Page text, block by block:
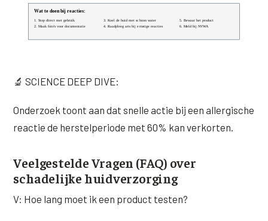
🔬 SCIENCE DEEP DIVE:
Onderzoek toont aan dat snelle actie bij een allergische
reactie de herstelperiode met 60% kan verkorten.
Veelgestelde Vragen (FAQ) over
schadelijke huidverzorging
V: Hoe lang moet ik een product testen?